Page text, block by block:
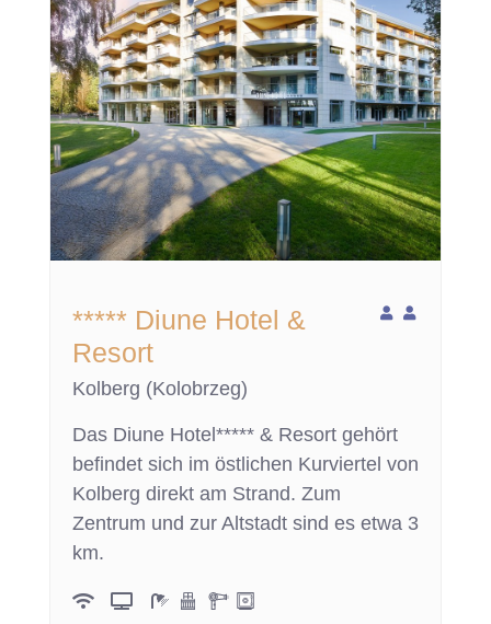
***** Diune Hotel &
Resort
Kolberg (Kolobrzeg)
Das Diune Hotel***** & Resort gehört
befindet sich im östlichen Kurviertel von
Kolberg direkt am Strand. Zum
Zentrum und zur Altstadt sind es etwa 3
km.